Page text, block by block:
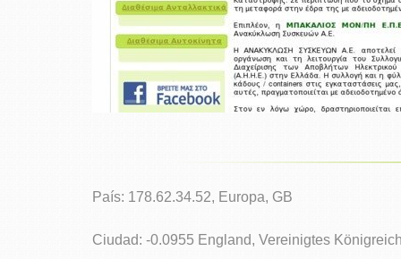
País: 178.62.34.52, Europa, GB
Ciudad: -0.0955 England, Vereinigtes